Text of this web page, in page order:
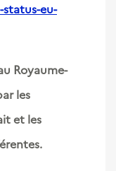
eu-
Royaume-
les
et les